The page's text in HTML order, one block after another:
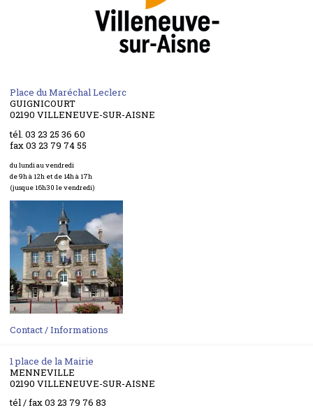
Place du Maréchal Leclerc
GUIGNICOURT
02190 VILLENEUVE-SUR-AISNE
tél. 03 23 25 36 60
fax 03 23 79 74 55
du lundi au vendredi
de 9h à 12h et de 14h à 17h
(jusque 16h30 le vendredi)
Contact / Informations
1 place de la Mairie
MENNEVILLE
02190 VILLENEUVE-SUR-AISNE
tél / fax 03 23 79 76 83